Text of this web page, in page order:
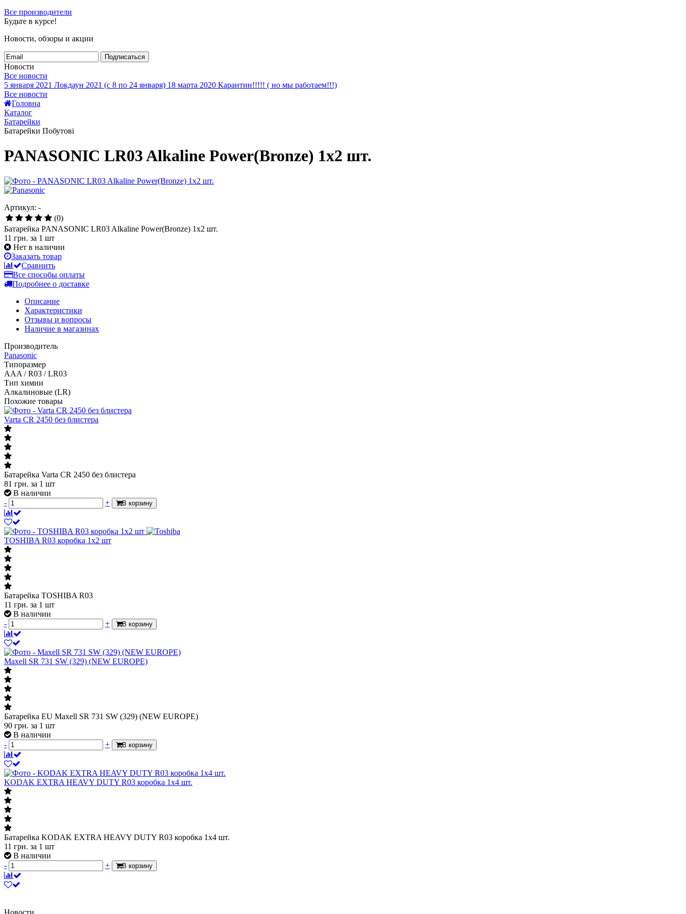
Все производители
Будьте в курсе!
Новости, обзоры и акции
Подписаться
Новости
Все новости
5 января 2021 Локдаун 2021 (с 8 по 24 января) 18 марта 2020 Карантин!!!!! ( но мы работаем!!!)
Все новости
Головна
Каталог
Батарейки
Батарейки Побутові
PANASONIC LR03 Alkaline Power(Bronze) 1x2 шт.
Артикул: -
(0)
Батарейка PANASONIC LR03 Alkaline Power(Bronze) 1x2 шт.
11 грн. за 1 шт
Нет в наличии
Заказать товар
Сравнить
Все способы оплаты
Подробнее о доставке
Описание
Характеристики
Отзывы и вопросы
Наличие в магазинах
Производитель
Panasonic
Типоразмер
AAA / R03 / LR03
Тип химии
Алкалиновые (LR)
Похожие товары
Varta CR 2450 без блистера
Батарейка Varta CR 2450 без блистера
81 грн. за 1 шт
В наличии
-
+ В корзину
TOSHIBA R03 коробка 1x2 шт
Батарейка TOSHIBA R03
11 грн. за 1 шт
В наличии
-
+ В корзину
Maxell SR 731 SW (329) (NEW EUROPE)
Батарейка EU Maxell SR 731 SW (329) (NEW EUROPE)
90 грн. за 1 шт
В наличии
-
+ В корзину
KODAK EXTRA HEAVY DUTY R03 коробка 1x4 шт.
Батарейка KODAK EXTRA HEAVY DUTY R03 коробка 1x4 шт.
11 грн. за 1 шт
В наличии
-
+ В корзину
Новости